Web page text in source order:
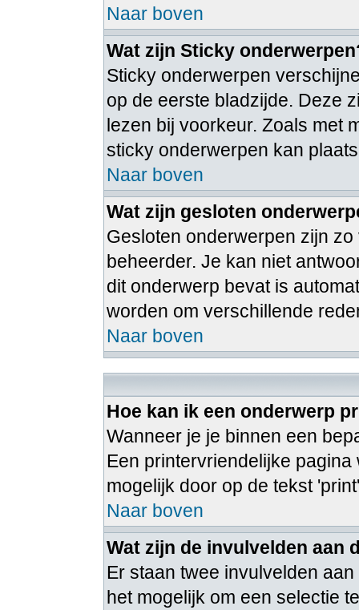
Naar boven
Wat zijn Sticky
Sticky onderwerpen
op de eerste bladzijde. Deze
lezen bij voorkeur. Zoals met
sticky onderwerpen kan
Naar boven
Wat zijn gesloten
Gesloten onderwerpen zijn
beheerder. Je kan niet
dit onderwerp bevat is
worden om verschillende
Naar boven
Hoe kan ik een onderwerp
Wanneer je je binnen een
Een printervriendelijke
mogelijk door op de tekst
Naar boven
Wat zijn de invulvelden aan
Er staan twee invulvelden
het mogelijk om een selectie